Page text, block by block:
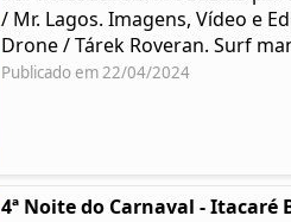
/ Mr. Lagos. Imagens, Vídeo e
Drone / Tárek Roveran. Surf
Publicado em 22/04/2024
4ª Noite do Carnaval - Itacaré